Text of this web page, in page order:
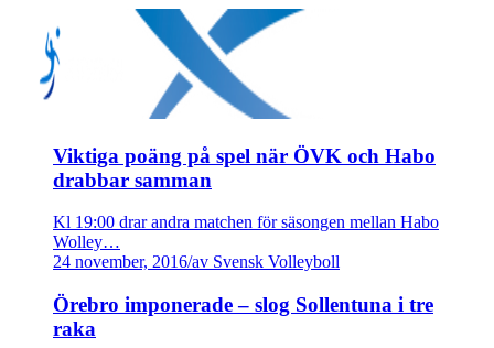
Viktiga poäng på spel när ÖVK och Habo
drabbar samman
Kl 19:00 drar andra matchen för säsongen mellan Habo
Wolley…
24 november, 2016/av Svensk Volleyboll
Örebro imponerade – slog Sollentuna i tre
raka